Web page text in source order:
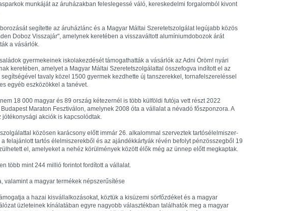
munkáját az áruházakban feleslegessé váló, kereskedelmi forgalomból kivont
segítette az áruházlánc és a Magyar Máltai Szeretetszolgálat legújabb közös
Doboz Visszajár", amelynek keretében a visszaváltott alumíniumdobozok árát
a vásárlók.
gyermekeinek iskola­kezdését támogathatták a vásárlók az Adni Öröm! nyári
keretében, amelyet a Magyar Máltai Szeretetszolgálattal összefogva indított el az
tavaly közel 1500 gyermek kezdhette új tanszerekkel, tornafelszereléssel
egyéb eszközökkel a tanévet.
18 000 magyar és 89 ország kétezernél is több külföldi futója vett részt 2022
Maraton Fesztiválon, amelynek 2008 óta a vállalat a névadó főszponzora. A
jótékonysági akciók is kapcsolódtak.
közösen karácsony előtt immár 26. alkalommal szerveztek tartósélelmiszer-
felajánlott tartós élelmiszerekből és az ajándékkártyák révén befolyt pénzösszegből 19
el, amelyeket a nehéz körülmények között élők még az ünnep előtt megkaptak.
több mint 244 millió forintot fordított a vállalat.
valamint a magyar termékek népszerűsítése
a hazai kisvállalkozásokat, köztük a kisüzemi sörfőzdéket és a magyar
üzleteinek kínálatában egyre nagyobb választékban találhatók meg a magyar